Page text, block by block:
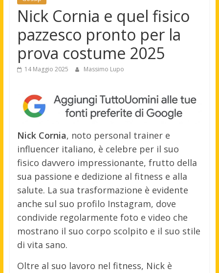
Nick Cornia e quel fisico
pazzesco pronto per la
prova costume 2025
14 Maggio 2025 Massimo Lupo
Nick Cornia, noto personal trainer e
influencer italiano, è celebre per il suo
fisico davvero impressionante, frutto della
sua passione e dedizione al fitness e alla
salute. La sua trasformazione è evidente
anche sul suo profilo Instagram, dove
condivide regolarmente foto e video che
mostrano il suo corpo scolpito e il suo stile
di vita sano.
Oltre al suo lavoro nel fitness, Nick è